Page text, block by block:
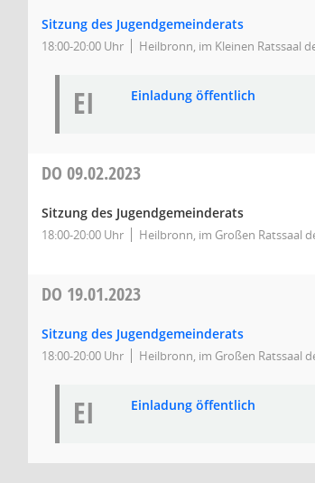
Sitzung des Jugendgemeinderats
18:00-20:00 Uhr Heilbronn, im Kleinen Ratssaal
EI Einladung öffentlich
DO 09.02.2023
Sitzung des Jugendgemeinderats
18:00-20:00 Uhr Heilbronn, im Großen Ratssaal
DO 19.01.2023
Sitzung des Jugendgemeinderats
18:00-20:00 Uhr Heilbronn, im Großen Ratssaal
EI Einladung öffentlich